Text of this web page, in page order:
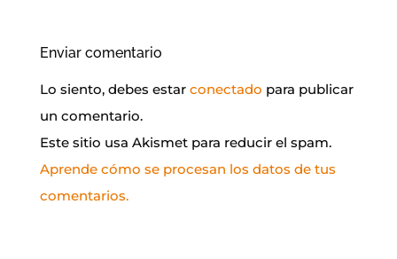
Enviar comentario
Lo siento, debes estar conectado para publicar
un comentario.
Este sitio usa Akismet para reducir el spam.
Aprende cómo se procesan los datos de tus
comentarios.